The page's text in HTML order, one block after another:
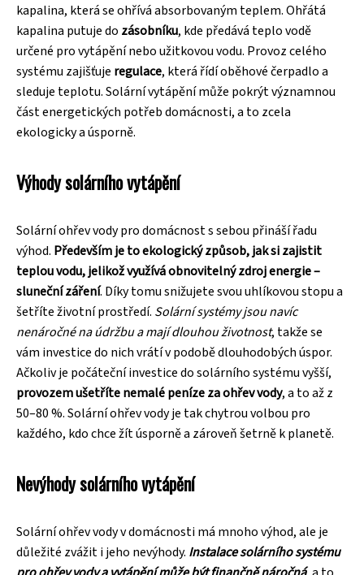
kapalina, která se ohřívá absorbovaným teplem. Ohřátá
kapalina putuje do zásobníku, kde předává teplo vodě
určené pro vytápění nebo užitkovou vodu. Provoz celého
systému zajišťuje regulace, která řídí oběhové čerpadlo a
sleduje teplotu. Solární vytápění může pokrýt významnou
část energetických potřeb domácnosti, a to zcela
ekologicky a úsporně.
Výhody solárního vytápění
Solární ohřev vody pro domácnost s sebou přináší řadu
výhod. Především je to ekologický způsob, jak si zajistit
teplou vodu, jelikož využívá obnovitelný zdroj energie –
sluneční záření. Díky tomu snižujete svou uhlíkovou stopu a
šetříte životní prostředí. Solární systémy jsou navíc
nenáročné na údržbu a mají dlouhou životnost, takže se
vám investice do nich vrátí v podobě dlouhodobých úspor.
Ačkoliv je počáteční investice do solárního systému vyšší,
provozem ušetříte nemalé peníze za ohřev vody, a to až z
50–80 %. Solární ohřev vody je tak chytrou volbou pro
každého, kdo chce žít úsporně a zároveň šetrně k planetě.
Nevýhody solárního vytápění
Solární ohřev vody v domácnosti má mnoho výhod, ale je
důležité zvážit i jeho nevýhody. Instalace solárního systému